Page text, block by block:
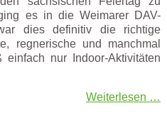
es in die Weimarer DAV-
dies definitiv die richtige
regnerische und manchmal
nur Indoor-Aktivitäten
Weiterlesen …